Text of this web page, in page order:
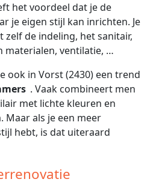
het voordeel dat je de
je eigen stijl kan inrichten. Je
zelf de indeling, het sanitair,
materialen, ventilatie, …
ook in Vorst (2430) een trend
. Vaak combineert men
met lichte kleuren en
Maar als je een meer
hebt, is dat uiteraard